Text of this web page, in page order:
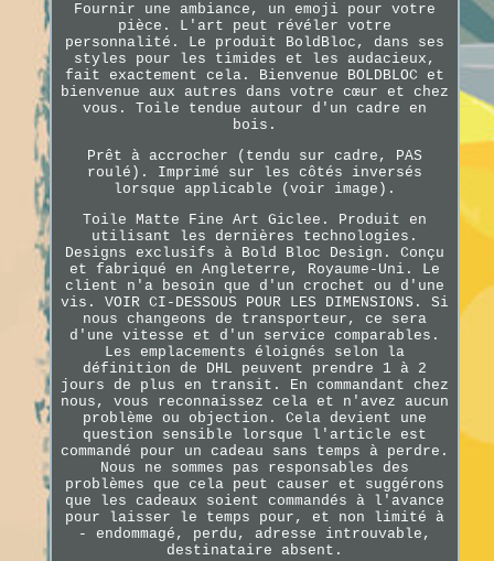
Fournir une ambiance, un emoji pour votre
pièce. L'art peut révéler votre
personnalité. Le produit BoldBloc, dans ses
styles pour les timides et les audacieux,
fait exactement cela. Bienvenue BOLDBLOC et
bienvenue aux autres dans votre cœur et chez
vous. Toile tendue autour d'un cadre en
bois.
Prêt à accrocher (tendu sur cadre, PAS
roulé). Imprimé sur les côtés inversés
lorsque applicable (voir image).
Toile Matte Fine Art Giclee. Produit en
utilisant les dernières technologies.
Designs exclusifs à Bold Bloc Design. Conçu
et fabriqué en Angleterre, Royaume-Uni. Le
client n'a besoin que d'un crochet ou d'une
vis. VOIR CI-DESSOUS POUR LES DIMENSIONS. Si
nous changeons de transporteur, ce sera
d'une vitesse et d'un service comparables.
Les emplacements éloignés selon la
définition de DHL peuvent prendre 1 à 2
jours de plus en transit. En commandant chez
nous, vous reconnaissez cela et n'avez aucun
problème ou objection. Cela devient une
question sensible lorsque l'article est
commandé pour un cadeau sans temps à perdre.
Nous ne sommes pas responsables des
problèmes que cela peut causer et suggérons
que les cadeaux soient commandés à l'avance
pour laisser le temps pour, et non limité à
- endommagé, perdu, adresse introuvable,
destinataire absent.